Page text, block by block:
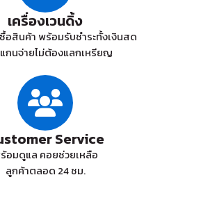
เครื่องเวนดิ้ง
สินค้า พร้อมรับชำระทั้งเงินสด
กนจ่ายไม่ต้องแลกเหรียญ
Service
อมดูแล คอยช่วยเหลือ
ลูกค้าตลอด 24 ชม.